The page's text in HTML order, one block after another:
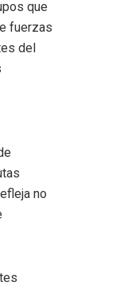
que
fuerzas
del
no